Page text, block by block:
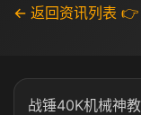
← 返回资讯列表 👉
战锤40K机械神